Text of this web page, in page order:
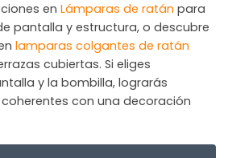
en Lámparas de ratán para
pantalla y estructura, o descubre
lamparas colgantes de ratán
cubiertas. Si eliges
y la bombilla, lograrás
con una decoración